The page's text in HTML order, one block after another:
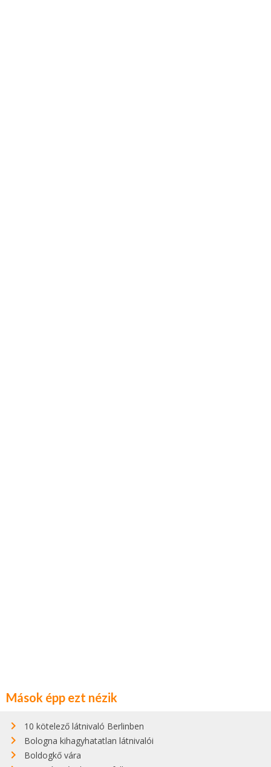
Mások épp ezt nézik
10 kötelező látnivaló Berlinben
Bologna kihagyhatatlan látnivalói
Boldogkő vára